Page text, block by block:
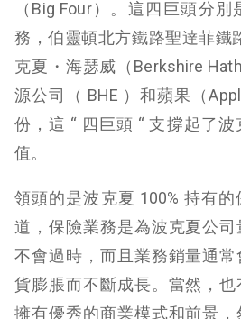
（Big Four）。這四巨頭分
務，伯靈頓北方鐵路聖達菲鐵
克夏・海瑟威（Berkshire
源公司（ BHE ）和蘋果（
份，這 “ 四巨頭 “ 支撐起了
值。
領頭的是波克夏 100% 持有
道，保險業務是為波克夏公
不會過時，而且業務銷量通
貨膨脹而不斷成長。當然，也
擁有優秀的商業模式和前景